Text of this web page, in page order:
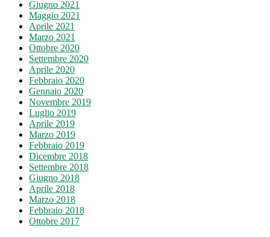
Giugno 2021
Maggio 2021
Aprile 2021
Marzo 2021
Ottobre 2020
Settembre 2020
Aprile 2020
Febbraio 2020
Gennaio 2020
Novembre 2019
Luglio 2019
Aprile 2019
Marzo 2019
Febbraio 2019
Dicembre 2018
Settembre 2018
Giugno 2018
Aprile 2018
Marzo 2018
Febbraio 2018
Ottobre 2017